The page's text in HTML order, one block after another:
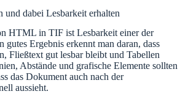
dabei Lesbarkeit erhalten
HTML in TIF ist Lesbarkeit einer der
Ergebnis erkennt man daran, dass
Fließtext gut lesbar bleibt und Tabellen
Abstände und grafische Elemente sollten
das Dokument auch nach der
aussieht.